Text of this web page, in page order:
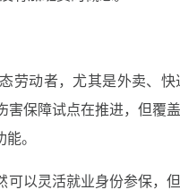
劳动者，尤其是外卖、
保障试点在推进，但覆
。
可以灵活就业身份参保，